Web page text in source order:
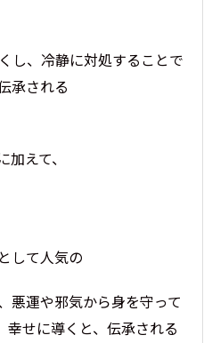
し、冷静に対処することで
承される
えて、
して人気の
悪運や邪気から身を守って
せに導くと、伝承される